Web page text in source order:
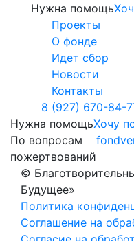
Нужна помощь
Проекты
О фонде
Идет сбор
Новости
Контакты
8 (927) 670-84-
Нужна помощьХочу
По вопросам
пожертвований
©
Будущее»
Политика
Соглашение на